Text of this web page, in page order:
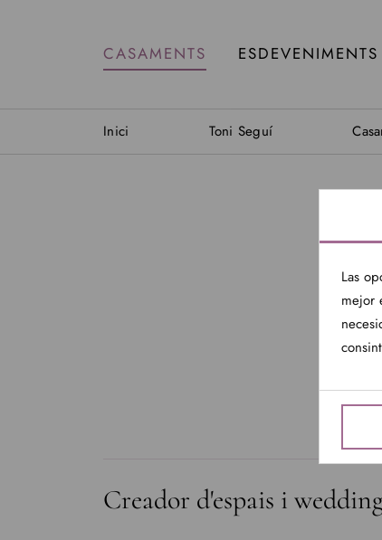
CASAMENTS ESDEVENIMENTS
Inici Toni Seguí
Creador d'espais i
Las
mejor